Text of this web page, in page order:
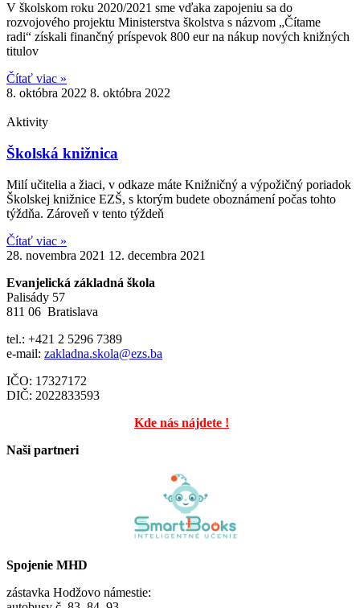
V školskom roku 2020/2021 sme vďaka zapojeniu sa do
rozvojového projektu Ministerstva školstva s názvom „Čítame
radi“ získali finančný príspevok 800 eur na nákup nových knižných
titulov
Čítať viac »
8. októbra 2022 8. októbra 2022
Aktivity
Školská knižnica
Milí učitelia a žiaci, v odkaze máte Knižničný a výpožičný poriadok
Školskej knižnice EZŠ, s ktorým budete oboznámení počas tohto
týždňa. Zároveň v tento týždeň
Čítať viac »
28. novembra 2021 12. decembra 2021
Evanjelická základná škola
Palisády 57
811 06 Bratislava
tel.: +421 2 5296 7389
e-mail: zakladna.skola@ezs.ba
IČO: 17327172
DIČ: 2022833593
Kde nás nájdete !
Naši partneri
Spojenie MHD
zástavka Hodžovo námestie: